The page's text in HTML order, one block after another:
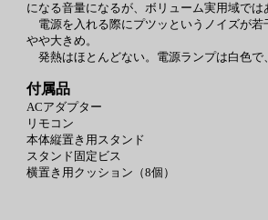
になる音量になるが、ボリューム実用域で
電源を入れる際にプツッというノイズが若
やや大きめ。
発熱はほとんどない。電源ランプは白色で
付属品
ACアダプター
リモコン
本体縦置き用スタンド
スタンド固定ビス
横置き用クッション（8個）